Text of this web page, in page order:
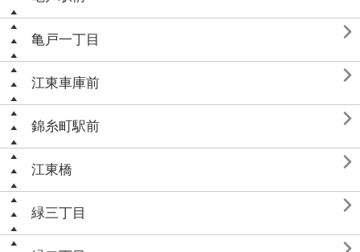
亀戸一丁目 
江東車庫前 
錦糸町駅前 
江東橋 
緑三丁目 